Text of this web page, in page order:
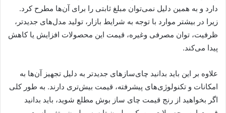
دارد و به همین دلیل نمی‌توان مبلغ ثابتی را برای آن‌ها مطرح کرد.
زیرا در بیشتر موارد با توجه به شرایط بازار، تولید مدل‌های جدیدتر،
ظرفیت، توان مصرفی وغیره، قیمت این محصولات افزایش یا کاهش
پیدا می‌کند.
علاوه بر این باید بدانید چای‌سازهای جدیدتر به دلیل تجهیز آن‌ها به
امکانات و تکنولوژی‌های پیشرفته، قیمت بیش‌تری دارند. به طور کلی
اگر بخواهید از رنج قیمت چای‌ ساز بوش مطلع شوید، باید بدانید